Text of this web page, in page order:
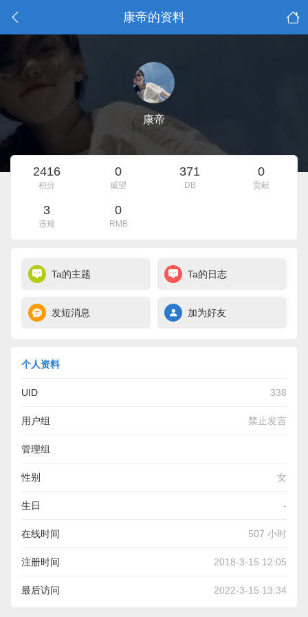
康帝的资料
康帝
2416
积分
0
威望
371
DB
0
贡献
3
违规
0
RMB
Ta的主题 Ta的日志
发短消息 加为好友
个人资料
UID 338
用户组 禁止发言
管理组
性别 女
生日 -
在线时间 507 小时
注册时间 2018-3-15 12:05
最后访问 2022-3-15 13:34